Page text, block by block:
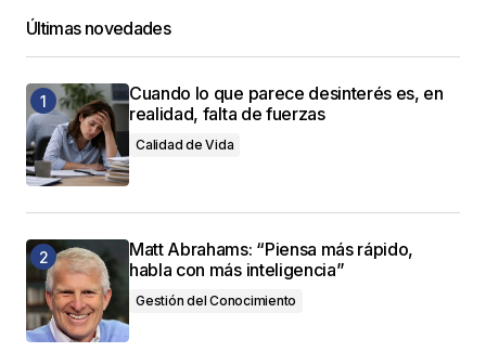
Últimas novedades
Cuando lo que parece desinterés es, en
realidad, falta de fuerzas
Calidad de Vida
Matt Abrahams: “Piensa más rápido,
habla con más inteligencia”
Gestión del Conocimiento